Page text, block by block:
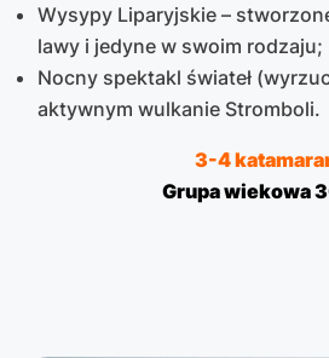
Wysypy Liparyjskie –
lawy i jedyne w swoim rodzaju;
Nocny spektakl świateł
aktywnym wulkanie Stromboli.
3-4
Grupa wiekowa